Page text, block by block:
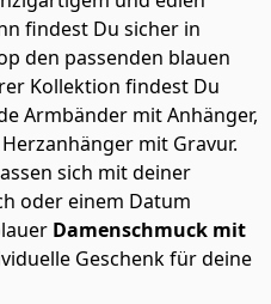
findest Du sicher in
den passenden blauen
Kollektion findest Du
Armbänder mit Anhänger,
Herzanhänger mit Gravur.
sich mit deiner
oder einem Datum
Damenschmuck mit
Geschenk für deine